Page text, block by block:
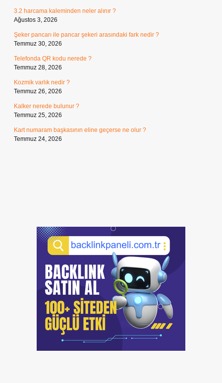
3.2 harcama kaleminden neler alınır ?
Ağustos 3, 2026
Şeker pancarı ile pancar şekeri arasındaki fark nedir ?
Temmuz 30, 2026
Telefonda QR kodu nerede ?
Temmuz 28, 2026
Kozmik varlık nedir ?
Temmuz 26, 2026
Kalker nerede bulunur ?
Temmuz 25, 2026
Kart numaram başkasının eline geçerse ne olur ?
Temmuz 24, 2026